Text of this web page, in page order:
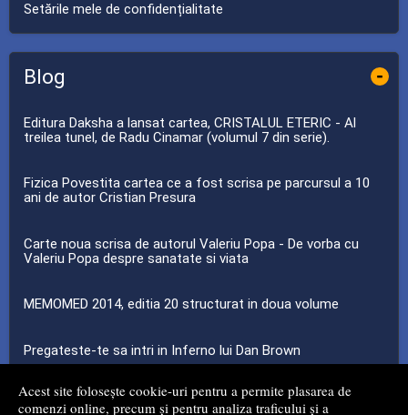
Acest site folosește cookie-uri pentru a permite plasarea de
comenzi online, precum și pentru analiza traficului și a
Setările mele de confidențialitate
Blog -
Editura Daksha a lansat cartea, CRISTALUL ETERIC - Al
treilea tunel, de Radu Cinamar (volumul 7 din serie).
Fizica Povestita cartea ce a fost scrisa pe parcursul a 10
ani de autor Cristian Presura
Carte noua scrisa de autorul Valeriu Popa - De vorba cu
Valeriu Popa despre sanatate si viata
MEMOMED 2014, editia 20 structurat in doua volume
Pregateste-te sa intri in Inferno lui Dan Brown
...toate știrile